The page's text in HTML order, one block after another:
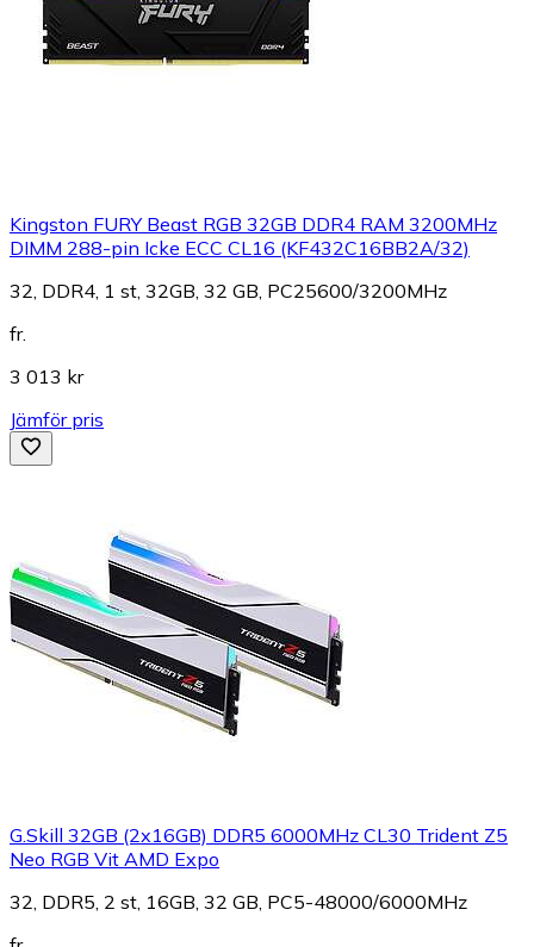
Kingston FURY Beast RGB 32GB DDR4 RAM 3200MHz
DIMM 288-pin Icke ECC CL16 (KF432C16BB2A/32)
32, DDR4, 1 st, 32GB, 32 GB, PC25600/3200MHz
fr.
3 013 kr
Jämför pris
G.Skill 32GB (2x16GB) DDR5 6000MHz CL30 Trident Z5
Neo RGB Vit AMD Expo
32, DDR5, 2 st, 16GB, 32 GB, PC5-48000/6000MHz